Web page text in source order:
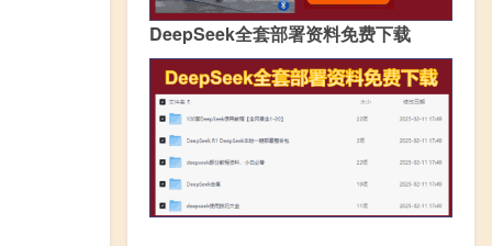
DeepSeek全套部署资料免费下载